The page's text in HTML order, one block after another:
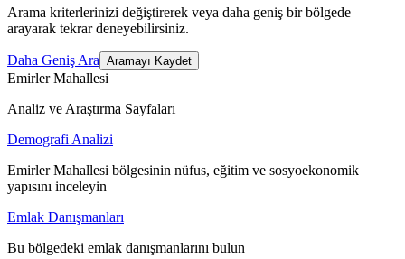
Arama kriterlerinizi değiştirerek veya daha geniş bir bölgede
arayarak tekrar deneyebilirsiniz.
Daha Geniş Ara Aramayı Kaydet
Emirler Mahallesi
Analiz ve Araştırma Sayfaları
Demografi Analizi
Emirler Mahallesi bölgesinin nüfus, eğitim ve sosyoekonomik
yapısını inceleyin
Emlak Danışmanları
Bu bölgedeki emlak danışmanlarını bulun